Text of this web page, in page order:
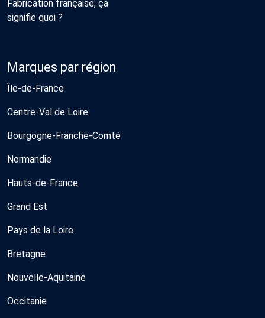
Fabrication française, ça
signifie quoi ?
Marques par région
Île-de-France
Centre-Val de Loire
Bourgogne-Franche-Comté
Normandie
Hauts-de-France
Grand Est
Pays de la Loire
Bretagne
Nouvelle-Aquitaine
Occitanie